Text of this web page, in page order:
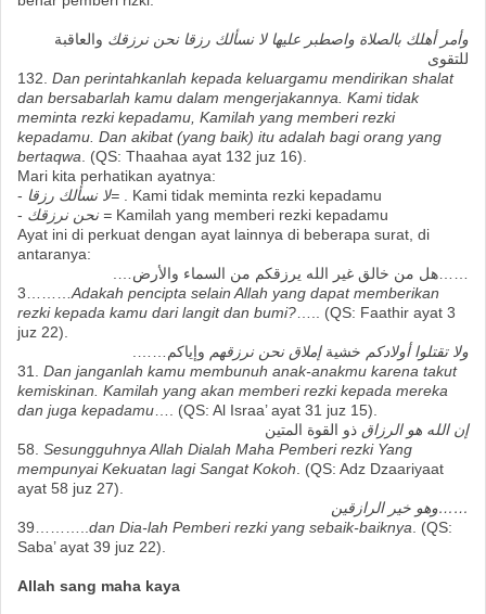
وأمر أهلك بالصلاة واصطبر عليها لا نسألك رزقا نحن نرزقك والعاقبة
للتقوى
132. Dan perintahkanlah kepada keluargamu mendirikan shalat
dan bersabarlah kamu dalam mengerjakannya. Kami tidak
meminta rezki kepadamu, Kamilah yang memberi rezki
kepadamu. Dan akibat (yang baik) itu adalah bagi orang yang
bertaqwa . (QS: Thaahaa ayat 132 juz 16).
Mari kita perhatikan ayatnya:
- لا نسألك رزقا=
. Kami tidak meminta rezki kepadamu
- نحن نرزقك= Kamilah yang memberi rezki kepadamu
Ayat ini di perkuat dengan ayat lainnya di beberapa surat, di
antaranya:
……هل من خالق غير الله يرزقكم من السماء والأرض….
3……… Adakah pencipta selain Allah yang dapat memberikan
rezki kepada kamu dari langit dan bumi? ….. (QS: Faathir ayat 3
juz 22).
ولا تقتلوا أولادكم خشيةإملاق نحن نرزقهم وإياكم…….
31. Dan janganlah kamu membunuh anak-anakmu karena takut
kemiskinan. Kamilah yang akan memberi rezki kepada mereka
dan juga kepadamu …. (QS: Al Israa’ ayat 31 juz 15).
إن الله هو الرزاق ذو القوة المتين
58. Sesungguhnya Allah Dialah Maha Pemberi rezki Yang
mempunyai Kekuatan lagi Sangat Kokoh . (QS: Adz Dzaariyaat
ayat 58 juz 27).
……وهو خير الرازقين
39……….. dan Dia-lah Pemberi rezki yang sebaik-baiknya . (QS:
Saba’ ayat 39 juz 22).
Allah sang maha kaya